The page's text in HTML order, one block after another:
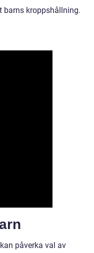
barns kroppshållning.
påverka val av